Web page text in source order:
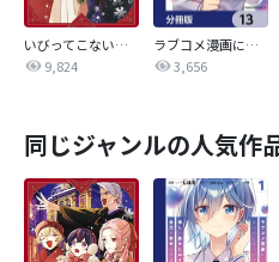
いびってこない義母と義姉
9,824
ラブコメ漫画に入ってしまったので、推しの負けヒロインを全力で幸せにする【分冊版】
3,656
同じジャンルの人気作